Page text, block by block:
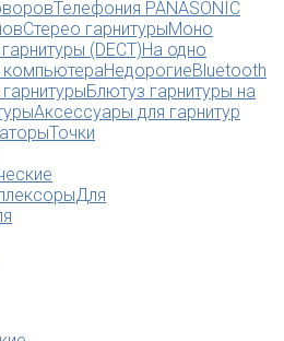
Телефония PANASONIC
Стерео гарнитурыМоно
(DECT)На одно
компьютераНедорогиеBluetooth
Блютуз гарнитуры на
Аксессуары для гарнитур
Точки
Для